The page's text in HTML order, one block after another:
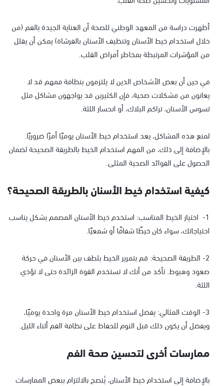
أظهرت دراسة من المعهد الوطني للصحة أن العناية الجيدة بالفم (من
خلال استخدام خيط الأسنان وتنظيف الأسنان بالفرشاة) يمكن أن يقلل
من المؤشرات المرتبطة بمخاطر أمراض القلب.
في حين أن بعض الأشخاص الذين لا يلتزمون بنظافة فمهم قد لا
يعانون من مشكلات صحية، فإن الكثيرين قد يواجهون مشاكل مثل
تسوس الأسنان، تراكم البلاك، أو انحسار اللثة.
لمنع هذه المشاكل، يعد استخدام خيط الأسنان يوميًا أمرًا ضروريًا.
بالإضافة إلى ذلك، من المهم استخدام الخيط بالطريقة الصحيحة لضمان
الحصول على الفوائد الصحية المثلى.
كيفية استخدام خيط الأسنان بالطريقة الصحيحة؟
1- اختيار الخيط المناسب: استخدم خيط الأسنان المصمم بشكل يناسب
احتياجاتك، سواء كان خيطًا شفافًا أو شمعيًا.
2- الطريقة الصحيحة: قم بتمرير الخيط بلطف بين الأسنان في حركة
صعود وهبوط. تأكد من أنك لا تستخدم القوة الزائدة حتى لا تؤذي
اللثة.
3- الوقت المثالي: يفضل استخدام خيط الأسنان مرة واحدة يوميًا،
ويفضل أن يكون ذلك قبل النوم للحفاظ على نظافة الفم أثناء الليل.
ممارسات أخرى لتحسين صحة الفم
بالإضافة إلى استخدام خيط الأسنان، يُنصح بالالتزام ببعض الممارسات